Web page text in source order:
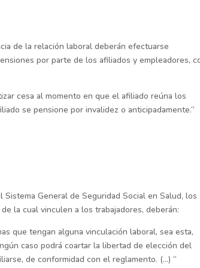
de la relación laboral deberán efectuarse
por parte de los afiliados y empleadores,
cesa al momento en que el afiliado reúna los
se pensione por invalidez o anticipadamente.”
General de Seguridad Social en Salud, los
la cual vinculen a los trabajadores, deberán:
que tengan alguna vinculación laboral, sea esta,
caso podrá coartar la libertad de elección del
de conformidad con el reglamento. (…) “